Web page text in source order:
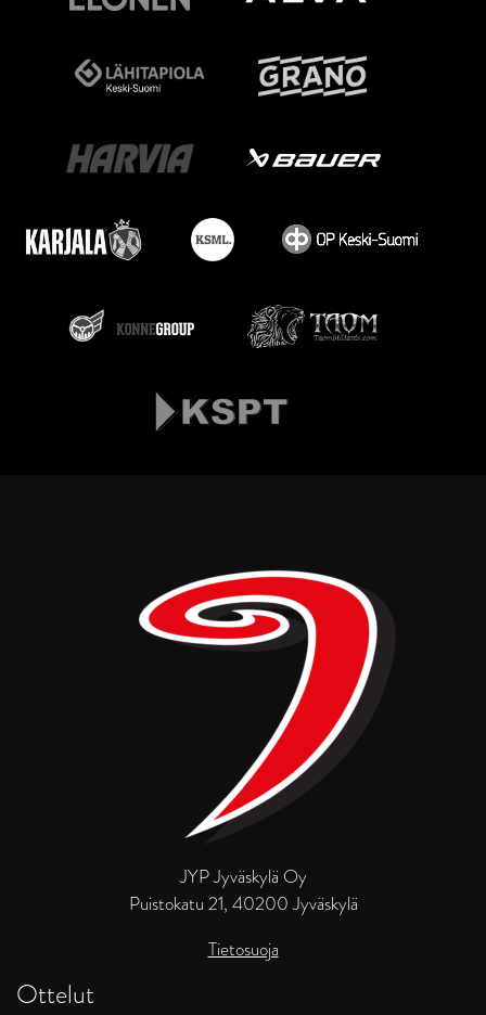
JYP Jyväskylä Oy
Puistokatu 21, 40200 Jyväskylä
Tietosuoja
Ottelut